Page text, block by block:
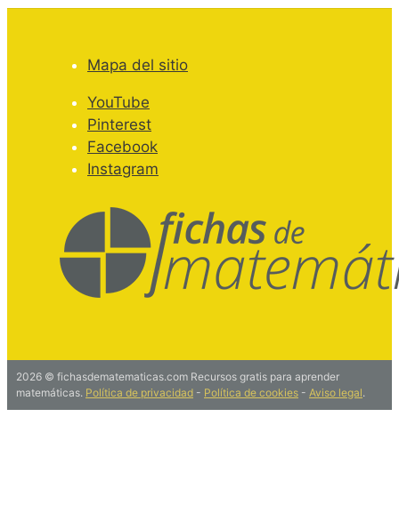
Mapa del sitio
YouTube
Pinterest
Facebook
Instagram
2026 © fichasdematematicas.com Recursos gratis para aprender
matemáticas. Política de privacidad - Política de cookies - Aviso legal.